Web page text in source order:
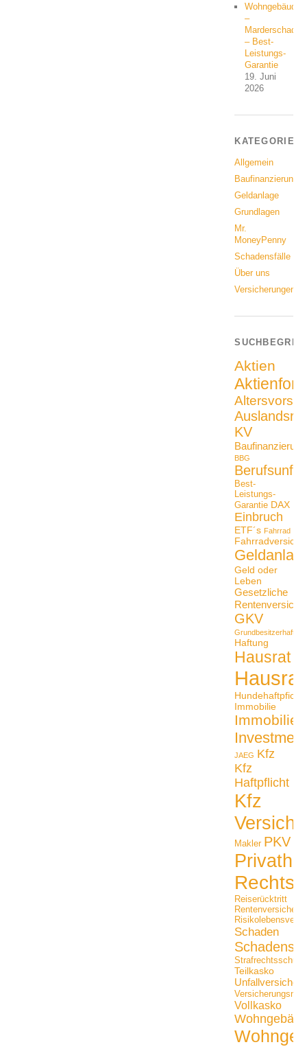
Wohngebäude
–
Marderschaden
– Best-
Leistungs-
Garantie
19. Juni
2026
KATEGORIEN
Allgemein
Baufinanzierung
Geldanlage
Grundlagen
Mr.
MoneyPenny
Schadensfälle
Über uns
Versicherungen
Aktien
KV
Baufinanzierung
BBG
Best-
Leistungs-
Garantie DAX
Einbruch
ETF´s Fahrrad
Geld oder
Leben
Gesetzliche
GKV
Haftung
Hausrat
Hundehaftpficht
Immobilie
JAEG Kfz
Kfz
Haftpflicht
Kfz
Makler PKV
Reiserücktritt
Schaden
Strafrechtsschutz
Teilkasko
Vollkasko